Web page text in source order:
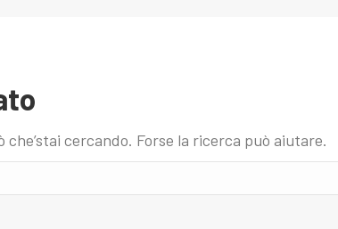
cercando. Forse la ricerca può aiutare.